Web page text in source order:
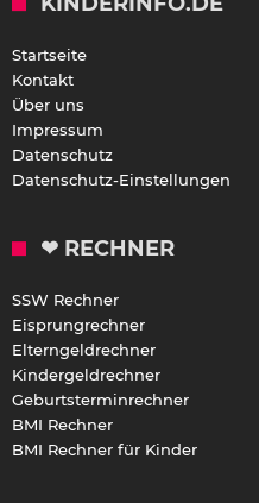
Startseite
Kontakt
Über uns
Impressum
Datenschutz
Datenschutz-Einstellungen
❤ RECHNER
SSW Rechner
Eisprungrechner
Elterngeldrechner
Kindergeldrechner
Geburtsterminrechner
BMI Rechner
BMI Rechner für Kinder